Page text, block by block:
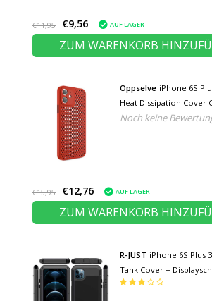
€11,95 €9,56 AUF LAGER
ZUM WARENKORB
Oppselve iPhone 6S
Heat Dissipation Cover
Noch keine
€15,95 €12,76 AUF LAGER
ZUM WARENKORB
R-JUST iPhone 6S Plus
Tank Cover +
Stoßfeste Hülle Metall